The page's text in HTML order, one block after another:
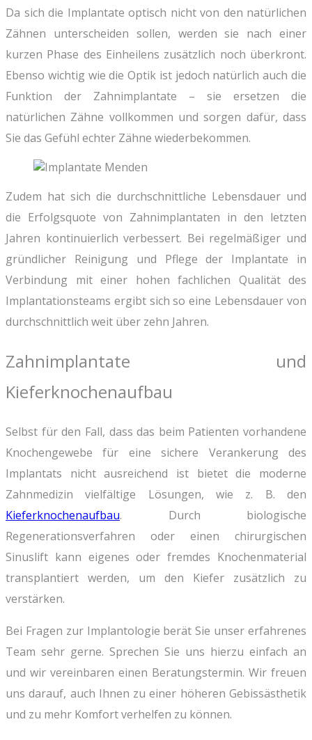
Da sich die Implantate optisch nicht von den natürlichen
Zähnen unterscheiden sollen, werden sie nach einer
kurzen Phase des Einheilens zusätzlich noch überkront.
Ebenso wichtig wie die Optik ist jedoch natürlich auch die
Funktion der Zahnimplantate – sie ersetzen die
natürlichen Zähne vollkommen und sorgen dafür, dass
Sie das Gefühl echter Zähne wiederbekommen.
Zudem hat sich die durchschnittliche Lebensdauer und
die Erfolgsquote von Zahnimplantaten in den letzten
Jahren kontinuierlich verbessert. Bei regelmäßiger und
gründlicher Reinigung und Pflege der Implantate in
Verbindung mit einer hohen fachlichen Qualität des
Implantationsteams ergibt sich so eine Lebensdauer von
durchschnittlich weit über zehn Jahren.
Zahnimplantate und
Kieferknochenaufbau
Selbst für den Fall, dass das beim Patienten vorhandene
Knochengewebe für eine sichere Verankerung des
Implantats nicht ausreichend ist bietet die moderne
Zahnmedizin vielfältige Lösungen, wie z. B. den
Kieferknochenaufbau. Durch biologische
Regenerationsverfahren oder einen chirurgischen
Sinuslift kann eigenes oder fremdes Knochenmaterial
transplantiert werden, um den Kiefer zusätzlich zu
verstärken.
Bei Fragen zur Implantologie berät Sie unser erfahrenes
Team sehr gerne. Sprechen Sie uns hierzu einfach an
und wir vereinbaren einen Beratungstermin. Wir freuen
uns darauf, auch Ihnen zu einer höheren Gebissästhetik
und zu mehr Komfort verhelfen zu können.